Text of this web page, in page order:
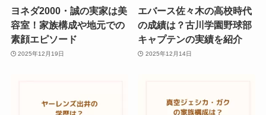
ヨネダ2000・誠の実家は美
容室！家族構成や地元での
素顔エピソード
2025年12月19日
エバース佐々木の高校時代
の成績は？古川学園野球部
キャプテンの実績を紹介
2025年12月14日